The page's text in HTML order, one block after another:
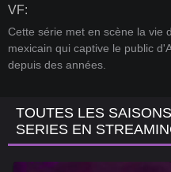
VF:
Cette série met en scène la vie
mexicain qui captive le public
depuis des années.
TOUTES LES
SERIES EN